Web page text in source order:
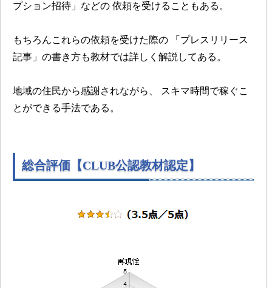
プション招待」などの 依頼を受けることもある。
もちろんこれらの依頼を受けた際の 「プレスリリース
記事」の書き方も教材では詳しく解説してある。
地域の住民から感謝されながら、
スキマ時間で稼ぐこ
とができる手法である。
総合評価【CLUB公認教材認定】